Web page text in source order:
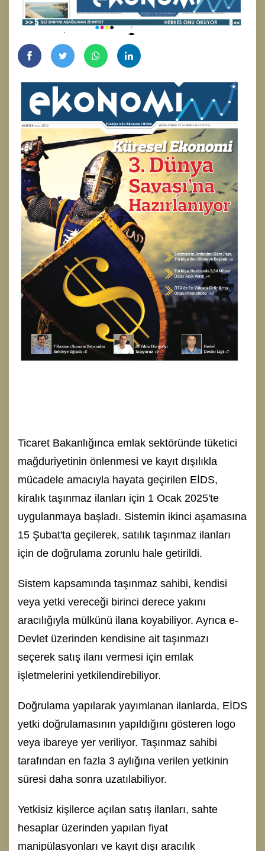
Ticaret Bakanlığınca emlak sektöründe tüketici
mağduriyetinin önlenmesi ve kayıt dışılıkla
mücadele amacıyla hayata geçirilen EİDS,
kiralık taşınmaz ilanları için 1 Ocak 2025'te
uygulanmaya başladı. Sistemin ikinci aşamasına
15 Şubat'ta geçilerek, satılık taşınmaz ilanları
için de doğrulama zorunlu hale getirildi.
Sistem kapsamında taşınmaz sahibi, kendisi
veya yetki vereceği birinci derece yakını
aracılığıyla mülkünü ilana koyabiliyor. Ayrıca e-
Devlet üzerinden kendisine ait taşınmazı
seçerek satış ilanı vermesi için emlak
işletmelerini yetkilendirebiliyor.
Doğrulama yapılarak yayımlanan ilanlarda, EİDS
yetki doğrulamasının yapıldığını gösteren logo
veya ibareye yer veriliyor. Taşınmaz sahibi
tarafından en fazla 3 aylığına verilen yetkinin
süresi daha sonra uzatılabiliyor.
Yetkisiz kişilerce açılan satış ilanları, sahte
hesaplar üzerinden yapılan fiyat
manipülasyonları ve kayıt dışı aracılık